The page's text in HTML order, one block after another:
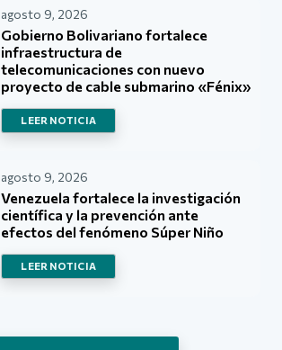
agosto 9, 2026
Gobierno Bolivariano fortalece
infraestructura de
telecomunicaciones con nuevo
proyecto de cable submarino «Fénix»
LEER NOTICIA
agosto 9, 2026
Venezuela fortalece la investigación
científica y la prevención ante
efectos del fenómeno Súper Niño
LEER NOTICIA